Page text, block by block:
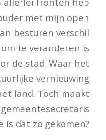
met mijn open
besturen verschil
te veranderen is
de stad. Waar het
vernieuwing
land. Toch maakt
is dat zo gekomen?